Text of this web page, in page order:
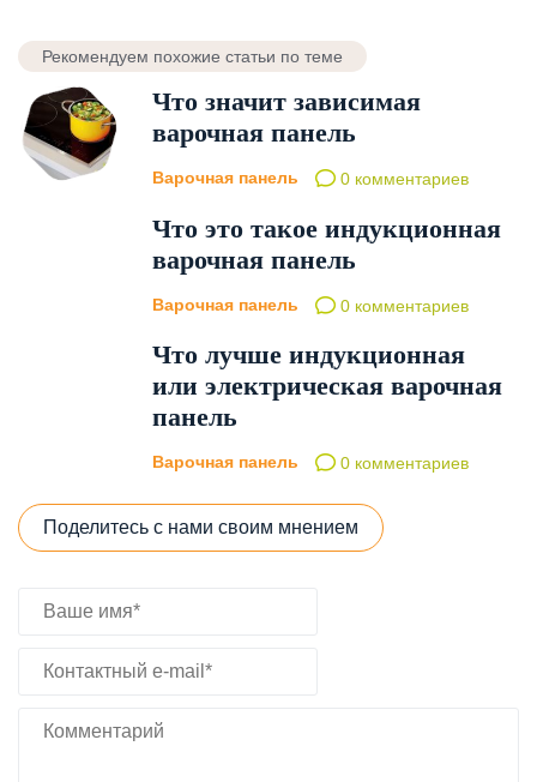
Рекомендуем похожие статьи по теме
Что значит зависимая
варочная панель
Варочная панель 0 комментариев
Что это такое индукционная
варочная панель
Варочная панель 0 комментариев
Что лучше индукционная
или электрическая варочная
панель
Варочная панель 0 комментариев
Поделитесь с нами своим мнением